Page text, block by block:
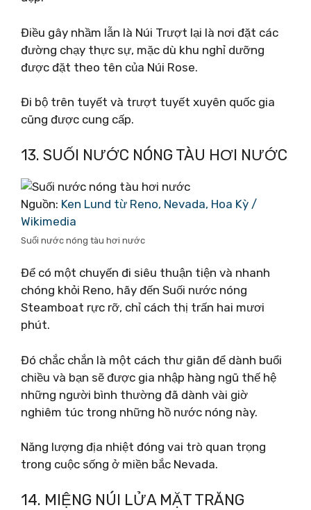
Điều gây nhầm lẫn là Núi Trượt lại là nơi đặt các
đường chạy thực sự, mặc dù khu nghỉ dưỡng
được đặt theo tên của Núi Rose.
Đi bộ trên tuyết và trượt tuyết xuyên quốc gia
cũng được cung cấp.
13. SUỐI NƯỚC NÓNG TÀU HƠI NƯỚC
Nguồn: Ken Lund từ Reno, Nevada, Hoa Kỳ /
Wikimedia
Suối nước nóng tàu hơi nước
Để có một chuyến đi siêu thuận tiện và nhanh
chóng khỏi Reno, hãy đến Suối nước nóng
Steamboat rực rỡ, chỉ cách thị trấn hai mươi
phút.
Đó chắc chắn là một cách thư giãn để dành buổi
chiều và bạn sẽ được gia nhập hàng ngũ thế hệ
những người bình thường đã dành vài giờ
nghiêm túc trong những hồ nước nóng này.
Năng lượng địa nhiệt đóng vai trò quan trọng
trong cuộc sống ở miền bắc Nevada.
14. MIỆNG NÚI LỬA MẶT TRĂNG